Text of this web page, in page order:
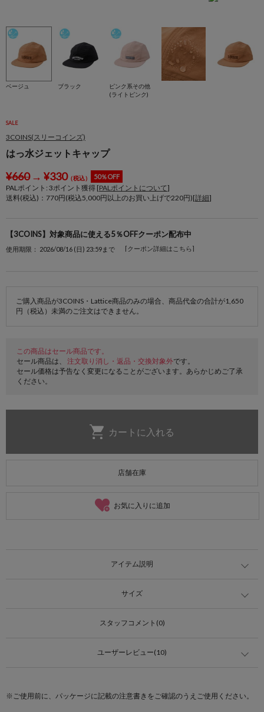
ベージュ ブラック
ピンク系その他
(ライトピンク)
SALE
3COINS(スリーコインズ)
はっ水ジェットキャップ
¥660→ ¥330（税込） 50％OFF
PALポイント: 3ポイント獲得 [PALポイントについて]
送料(税込)：770円(税込5,000円以上のお買い上げで220円)[詳細]
【3COINS】対象商品に使える5％OFFクーポン配布中
使用期限： 2026/08/16 (日) 23:59まで [クーポン詳細はこちら]
ご購入商品が3COINS・Lattice商品のみの場合、商品代金の合計が1,650
円（税込）未満のご注文はできません。
この商品はセール商品です。
セール商品は、 注文取り消し・返品・交換対象外です。
セール価格は予告なく変更になることがございます。あらかじめご了承
ください。
店舗在庫
お気に入りに追加
アイテム説明
サイズ
スタッフコメント(0)
ユーザーレビュー(10)
※ご使用前に、パッケージに記載の注意書きをご確認のうえご使用ください。